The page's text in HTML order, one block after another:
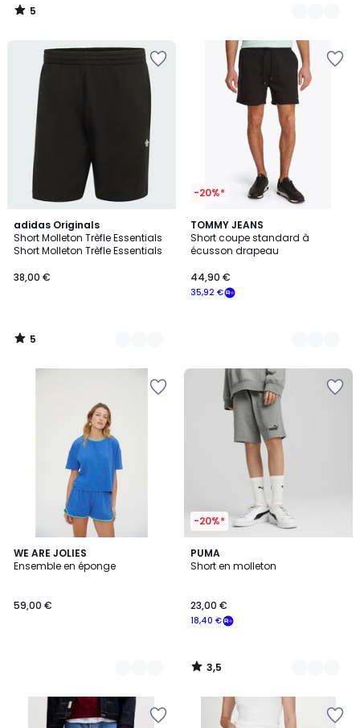
5
/
adidas Originals
Short Molleton Trèfle Essentials
Short Molleton Trèfle Essentials
38,00 €
5
/
5
4
Couleurs
5
/
-20%*
TOMMY JEANS
Short coupe standard à
écusson drapeau
35,92 €
44,90 €
2
Couleurs
WE ARE JOLIES
Ensemble en éponge
59,00 €
2
Couleurs
-20%*
PUMA
Short en molleton
18,40 €
23,00 €
3,5
/ 5
3
Couleurs
3,5
/